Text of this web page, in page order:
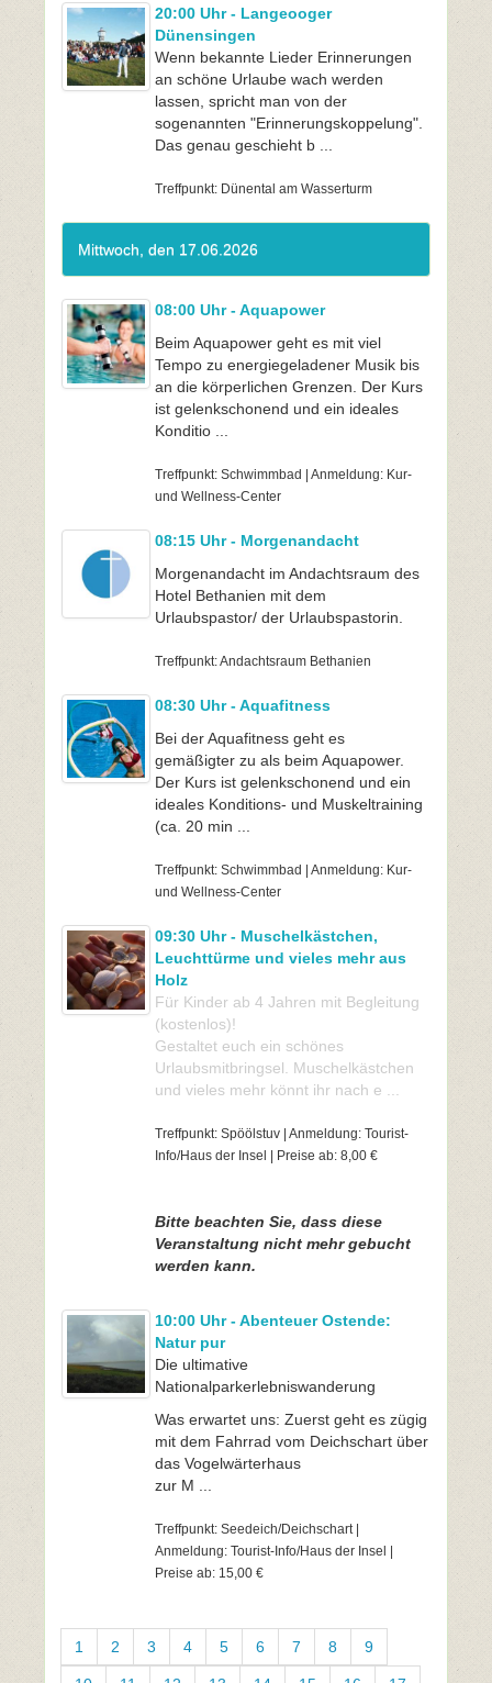
20:00 Uhr - Langeooger
Dünensingen
Wenn bekannte Lieder Erinnerungen
an schöne Urlaube wach werden
lassen, spricht man von der
sogenannten "Erinnerungskoppelung".
Das genau geschieht b ...
Treffpunkt: Dünental am Wasserturm
Mittwoch, den 17.06.2026
08:00 Uhr - Aquapower
Beim Aquapower geht es mit viel
Tempo zu energiegeladener Musik bis
an die körperlichen Grenzen. Der Kurs
ist gelenkschonend und ein ideales
Konditio ...
Treffpunkt: Schwimmbad | Anmeldung: Kur-
und Wellness-Center
08:15 Uhr - Morgenandacht
Morgenandacht im Andachtsraum des
Hotel Bethanien mit dem
Urlaubspastor/ der Urlaubspastorin.
Treffpunkt: Andachtsraum Bethanien
08:30 Uhr - Aquafitness
Bei der Aquafitness geht es
gemäßigter zu als beim Aquapower.
Der Kurs ist gelenkschonend und ein
ideales Konditions- und Muskeltraining
(ca. 20 min ...
Treffpunkt: Schwimmbad | Anmeldung: Kur-
und Wellness-Center
09:30 Uhr - Muschelkästchen,
Leuchttürme und vieles mehr aus
Holz
Für Kinder ab 4 Jahren mit Begleitung
(kostenlos)!
Gestaltet euch ein schönes
Urlaubsmitbringsel. Muschelkästchen
und vieles mehr könnt ihr nach e ...
Treffpunkt: Spöölstuv | Anmeldung: Tourist-
Info/Haus der Insel | Preise ab: 8,00 €
Bitte beachten Sie, dass diese
Veranstaltung nicht mehr gebucht
werden kann.
10:00 Uhr - Abenteuer Ostende:
Natur pur
Die ultimative
Nationalparkerlebniswanderung
Was erwartet uns: Zuerst geht es zügig
mit dem Fahrrad vom Deichschart über
das Vogelwärterhaus
zur M ...
Treffpunkt: Seedeich/Deichschart |
Anmeldung: Tourist-Info/Haus der Insel |
Preise ab: 15,00 €
1 2 3 4 5 6 7 8 9